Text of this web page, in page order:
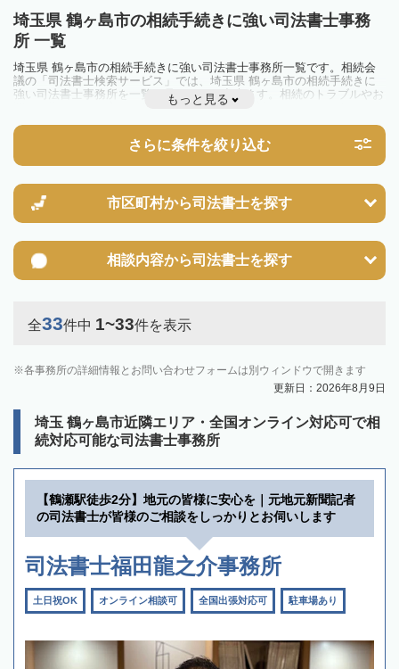
埼玉県 鶴ヶ島市の相続手続きに強い司法書士事務
所 一覧
埼玉県 鶴ヶ島市の相続手続きに強い司法書士事務所一覧です。相続会
議の「司法書士検索サービス」では、埼玉県 鶴ヶ島市の相続手続きに
強い司法書士事務所を一覧で見ることが出来ます。相続のトラブルやお
悩みを抱えている方は一度近隣の司法書士に相談してみましょう。
もっと見る
さらに条件を絞り込む
市区町村から司法書士を探す
相談内容から司法書士を探す
全33件中 1~33件を表示
各事務所の詳細情報とお問い合わせフォームは別ウィンドウで開きます
更新日：2026年8月9日
埼玉 鶴ヶ島市近隣エリア・全国オンライン対応可で相
続対応可能な司法書士事務所
【鶴瀬駅徒歩2分】地元の皆様に安心を｜元地元新聞記者
の司法書士が皆様のご相談をしっかりとお伺いします
司法書士福田龍之介事務所
土日祝OK オンライン相談可 全国出張対応可 駐車場あり